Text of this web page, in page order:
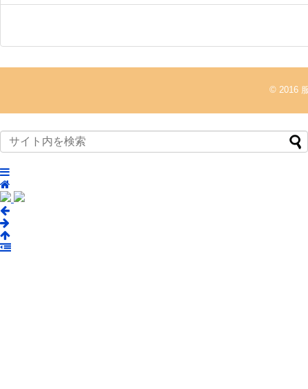
© 2016